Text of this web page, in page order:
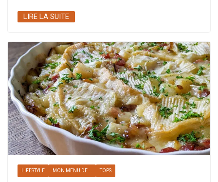
LIRE LA SUITE
LIFESTYLE MON MENU DE... TOPS